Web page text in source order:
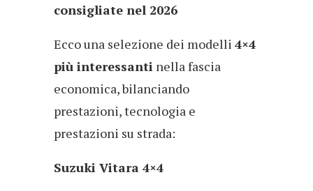
consigliate nel 2026
Ecco una selezione dei modelli 4×4
più interessanti nella fascia
economica, bilanciando
prestazioni, tecnologia e
prestazioni su strada:
Suzuki Vitara 4×4